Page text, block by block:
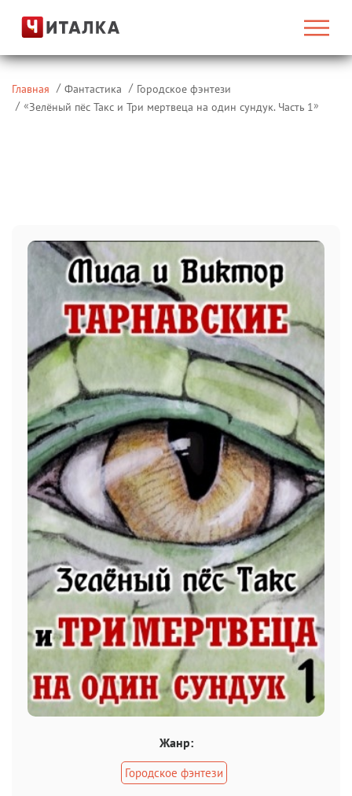
Главная Фантастика
Городское фэнтези
«Зелёный пёс Такс и Три мертвеца на один сундук. Часть 1»
Жанр:
Городское фэнтези